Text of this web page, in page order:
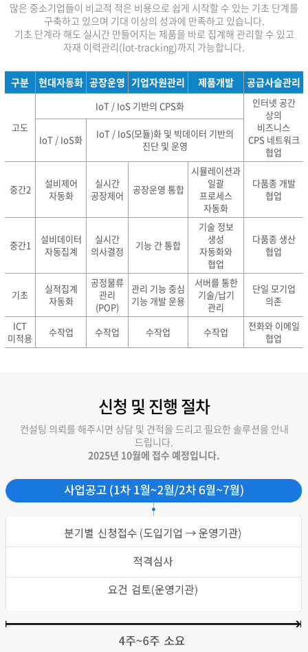
많은 중소기업들이 비교적 적은 비용으로 쉽게 시작할 수 있는 기초 단계를
구축하고 있으며 기대 이상의 성과에 만족하고 있습니다.
기초 단계라 해도 실시간 만들어지는 제품을 바로 집계해 관리할 수 있고
자재 이력관리(lot-tracking)까지 가능합니다.
구분 현대자동화 공장운영 기업자원관리 제품개발 공급사슬관리
고도
IoT / IoS 기반의 CPS화
인터넷 공간
상의
비즈니스
CPS 네트워크
협업
IoT / IoS화
IoT / IoS(모듈)화 및 빅데이터 기반의
진단 및 운영
중간2
설비제어
자동화
실시간
공장제어
공장운영 통합
시뮬레이션과
일괄
프로세스
자동화
다품종 개발
협업
중간1
설비데이터
자동집계
실시간
의사결정
기능 간 통합
기술 정보
생성
자동화와
협업
다품종 생산
협업
기초
실적집계
자동화
공정물류
관리
(POP)
관리 기능 중심
기능 개발 운용
서버를 통한
기술/납기
관리
단일 모기업
의존
ICT
미적용
수작업 수작업 수작업 수작업
전화와 이메일
협업
신청 및 진행 절차
컨설팅 의뢰를 해주시면 상담 및 견적을 드리고 필요한 솔루션을 안내
드립니다.
2025년 10월에 접수 예정입니다.